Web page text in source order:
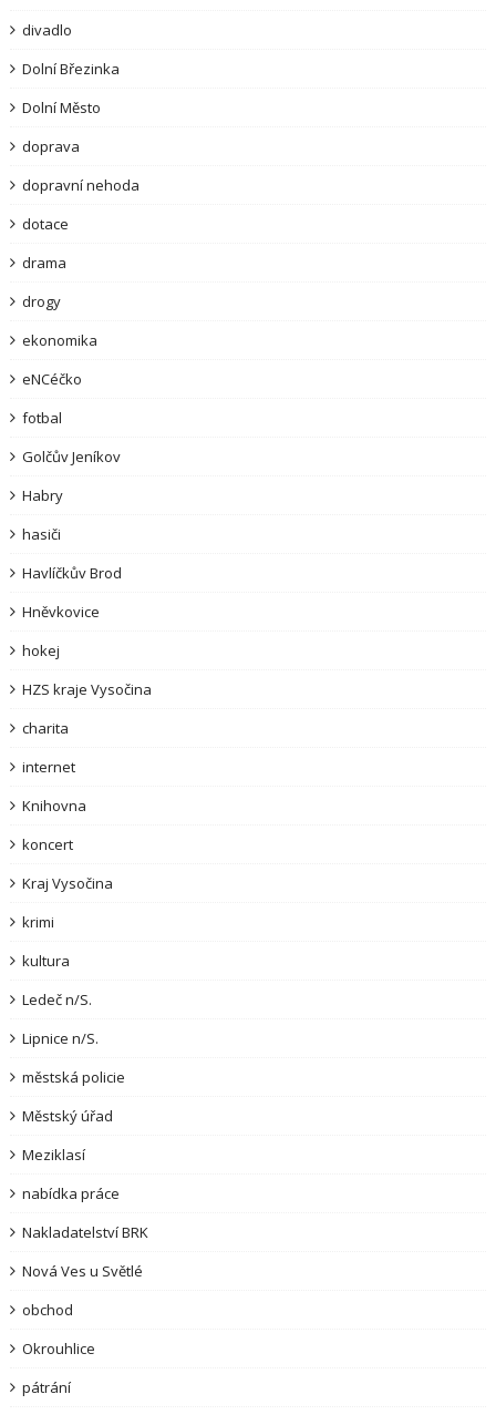
divadlo
Dolní Březinka
Dolní Město
doprava
dopravní nehoda
dotace
drama
drogy
ekonomika
eNCéčko
fotbal
Golčův Jeníkov
Habry
hasiči
Havlíčkův Brod
Hněvkovice
hokej
HZS kraje Vysočina
charita
internet
Knihovna
koncert
Kraj Vysočina
krimi
kultura
Ledeč n/S.
Lipnice n/S.
městská policie
Městský úřad
Meziklasí
nabídka práce
Nakladatelství BRK
Nová Ves u Světlé
obchod
Okrouhlice
pátrání